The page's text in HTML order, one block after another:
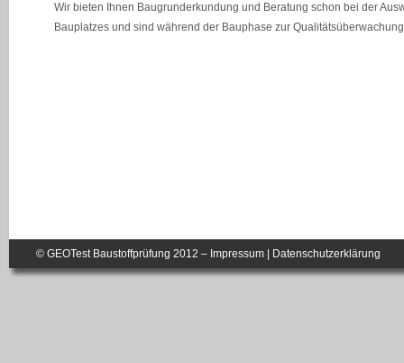
Wir bieten Ihnen Baugrunderkundung und Beratung schon bei der
Bauplatzes und sind während der Bauphase zur
© GEOTest Baustoffprüfung 2012 – Impressum Datenschutzerklärung